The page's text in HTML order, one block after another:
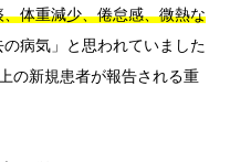
体重減少、倦怠感、微熱な
病気」と思われていました
の新規患者が報告される重